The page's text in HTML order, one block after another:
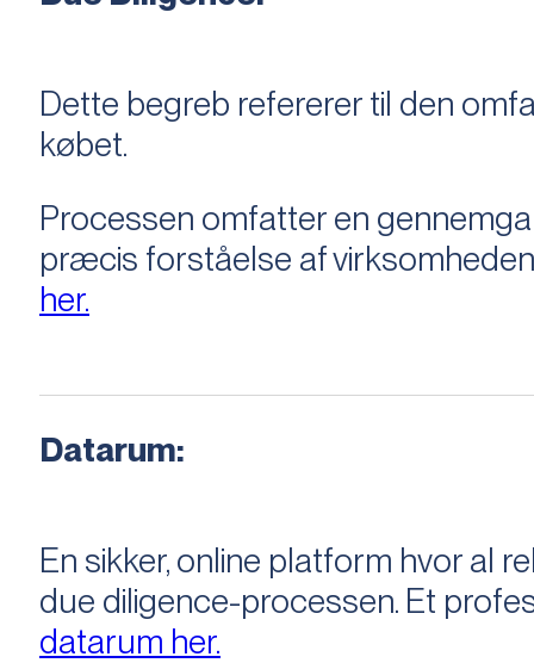
Dette begreb refererer til den
købet.
Processen omfatter en
præcis forståelse af
her.
Datarum:
En sikker, online platform hvor al
due diligence-processen. Et
datarum her.